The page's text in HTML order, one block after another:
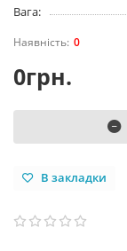
Вага:
0
0грн.
В закладки